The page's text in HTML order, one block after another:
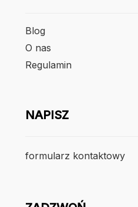
Blog
O nas
Regulamin
NAPISZ
formularz kontaktowy